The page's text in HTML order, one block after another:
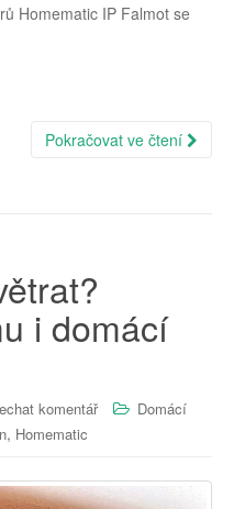
Homematic IP Falmot se
Pokračovat ve čtení
i domácí
komentář
Domácí
, Homematic